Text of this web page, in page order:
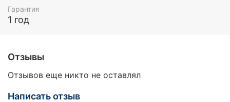
Гарантия
1 год
Отзывы
Отзывов еще никто не оставлял
Написать отзыв